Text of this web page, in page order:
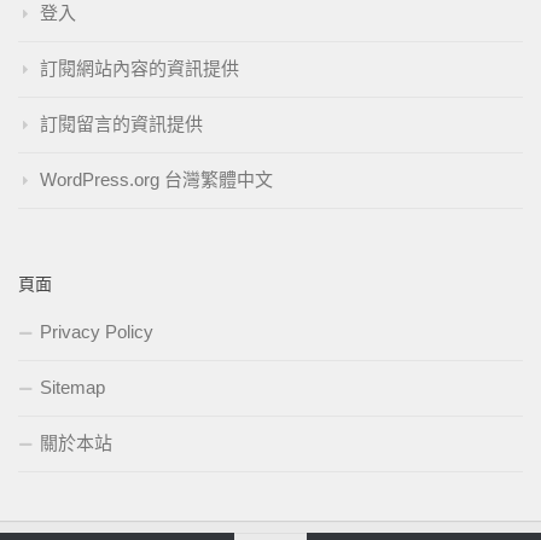
登入
訂閱網站內容的資訊提供
訂閱留言的資訊提供
WordPress.org 台灣繁體中文
頁面
Privacy Policy
Sitemap
關於本站